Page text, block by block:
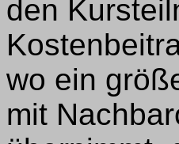
den
wo ein
mit